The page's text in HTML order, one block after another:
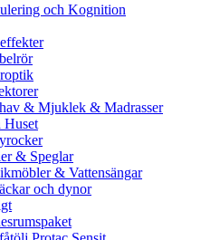
och Kognition
& Mjuklek & Madrasser
& Speglar
& Vattensängar
och dynor